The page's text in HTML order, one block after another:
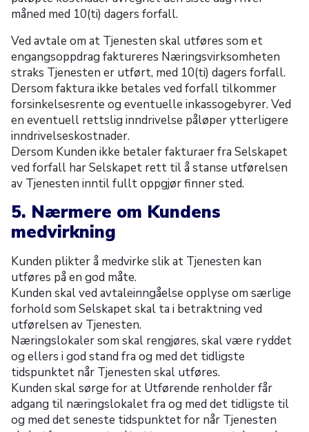
måned med 10(ti) dagers forfall.
Ved avtale om at Tjenesten skal utføres som et
engangsoppdrag faktureres Næringsvirksomheten
straks Tjenesten er utført, med 10(ti) dagers forfall.
Dersom faktura ikke betales ved forfall tilkommer
forsinkelsesrente og eventuelle inkassogebyrer. Ved
en eventuell rettslig inndrivelse påløper ytterligere
inndrivelseskostnader.
Dersom Kunden ikke betaler fakturaer fra Selskapet
ved forfall har Selskapet rett til å stanse utførelsen
av Tjenesten inntil fullt oppgjør finner sted.
5. Nærmere om Kundens
medvirkning
Kunden plikter å medvirke slik at Tjenesten kan
utføres på en god måte.
Kunden skal ved avtaleinngåelse opplyse om særlige
forhold som Selskapet skal ta i betraktning ved
utførelsen av Tjenesten.
Næringslokaler som skal rengjøres, skal være ryddet
og ellers i god stand fra og med det tidligste
tidspunktet når Tjenesten skal utføres.
Kunden skal sørge for at Utførende renholder får
adgang til næringslokalet fra og med det tidligste til
og med det seneste tidspunktet for når Tjenesten